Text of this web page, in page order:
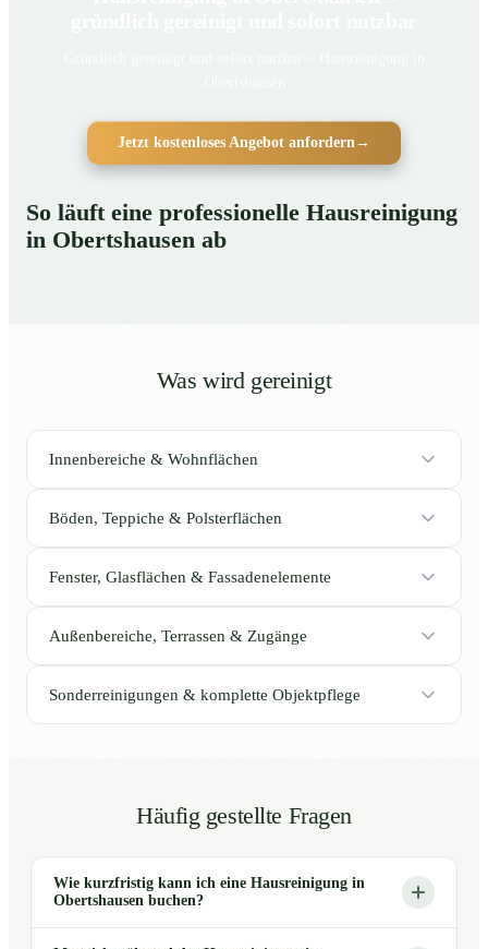
Jetzt kostenloses Angebot anfordern→
So läuft eine professionelle Hausreinigung
in Obertshausen ab
Was wird gereinigt
Innenbereiche & Wohnflächen
Böden, Teppiche & Polsterflächen
Fenster, Glasflächen & Fassadenelemente
Außenbereiche, Terrassen & Zugänge
Sonderreinigungen & komplette Objektpflege
Häufig gestellte Fragen
Wie kurzfristig kann ich eine Hausreinigung in
Obertshausen buchen?